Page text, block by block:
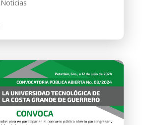
Noticias